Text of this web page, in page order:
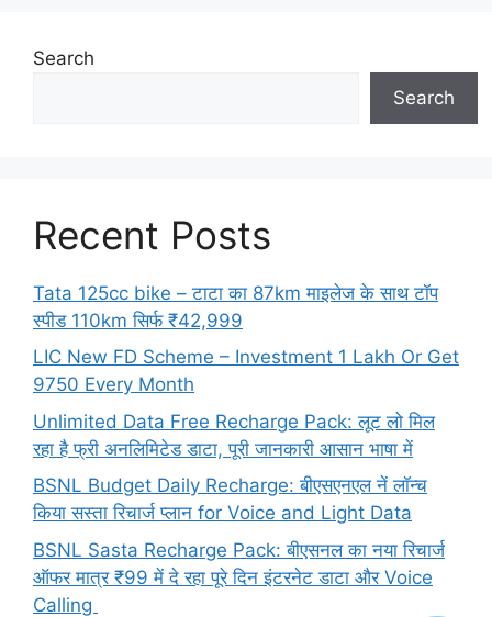
Search
Search
Recent Posts
Tata 125cc bike – टाटा का 87km माइलेज के साथ टॉप
स्पीड 110km सिर्फ ₹42,999
LIC New FD Scheme – Investment 1 Lakh Or Get
9750 Every Month
Unlimited Data Free Recharge Pack: लूट लो मिल
रहा है फ्री अनलिमिटेड डाटा, पूरी जानकारी आसान भाषा में
BSNL Budget Daily Recharge: बीएसएनएल नें लॉन्च
किया सस्ता रिचार्ज प्लान for Voice and Light Data
BSNL Sasta Recharge Pack: बीएसनल का नया रिचार्ज
ऑफर मात्र ₹99 में दे रहा पूरे दिन इंटरनेट डाटा और Voice
Calling